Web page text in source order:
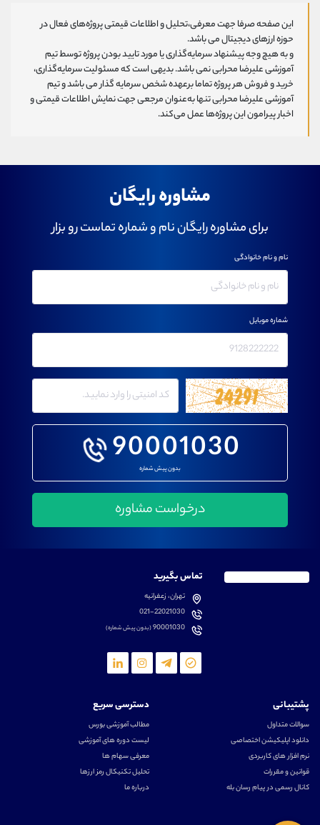
این صفحه صرفا جهت معرفی،تحلیل و اطلاعات قیمتی پروژه‌های فعال در
حوزه ارزهای دیجیتال می باشد.
و به هیچ وجه پیشنهاد سرمایه‌گذاری یا مورد تایید بودن پروژه توسط تیم
آموزشی علیرضا محرابی نمی باشد. بدیهی است که مسئولیت سرمایه‌گذاری،
خرید و فروش هر پروژه تماما برعهده شخص سرمایه گذار می باشد و تیم
آموزشی علیرضا محرابی تنها به‌عنوان مرجعی جهت نمایش اطلاعات قیمتی و
اخبار پیرامون این پروژه‌‌ها عمل می‌کند.
مشاوره رایگان
برای مشاوره رایگان نام و شماره تماست رو بزار
90001030
بدون پیش شماره
نام و نام خانوادگی
شماره موبایل
تماس بگیرید
تهران، زعفرانیه
021-22021030
90001030(بدون پیش شماره)
پشتیبانی
سوالات متداول
دانلود اپلیکیشن اختصاصی
نرم افزار های کاربردی
قوانین و مقررات
کانال رسمی در پیام رسان بله
دسترسی سریع
مطالب آموزشی بورس
لیست دوره های آموزشی
معرفی سهام ها
تحلیل تکنیکال رمز ارزها
درباره ما